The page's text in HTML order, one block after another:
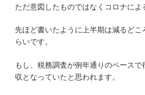
ただ意図したものではなくコロナによ
先ほど書いたように上半期は減るどこ
らいです。
もし、税務調査が例年通りのペースで
収となっていたと思われます。